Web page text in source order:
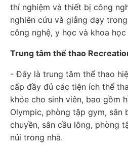
thí nghiệm và thiết bị công
nghiên cứu và giảng dạy
công nghệ, y học và khoa học
Trung tâm thể thao
- Đây là trung tâm thể thao
cấp đầy đủ các tiện ích thể
khỏe cho sinh viên, bao gồm
Olympic, phòng tập gym, sân
chuyền, sân cầu lông, phòng
núi trong nhà.